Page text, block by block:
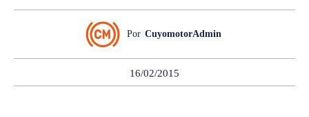
Por CuyomotorAdmin
16/02/2015